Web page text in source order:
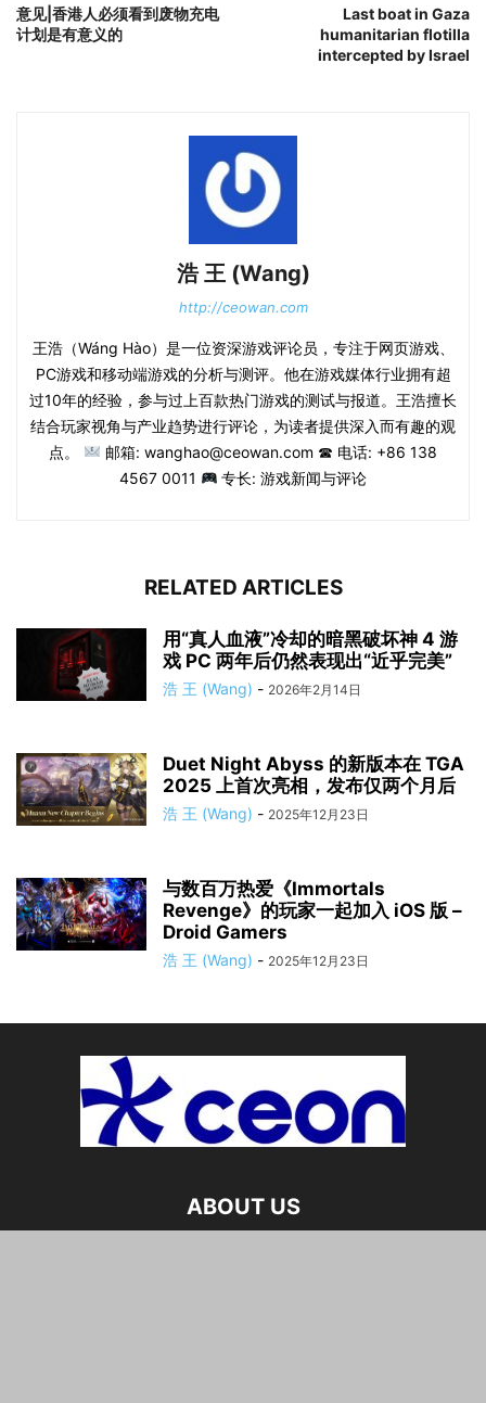
意见|香港人必须看到废物充电
计划是有意义的
Last boat in Gaza
humanitarian flotilla
intercepted by Israel
浩 王 (Wang)
http://ceowan.com
王浩（Wáng Hào）是一位资深游戏评论员，专注于网页游戏、
PC游戏和移动端游戏的分析与测评。他在游戏媒体行业拥有超
过10年的经验，参与过上百款热门游戏的测试与报道。王浩擅长
结合玩家视角与产业趋势进行评论，为读者提供深入而有趣的观
点。
邮箱: wanghao@ceowan.com ☎ 电话: +86 138
4567 0011
专长: 游戏新闻与评论
RELATED ARTICLES
用“真人血液”冷却的暗黑破坏神 4 游
戏 PC 两年后仍然表现出“近乎完美”
浩 王 (Wang) - 2026年2月14日
Duet Night Abyss 的新版本在 TGA
2025 上首次亮相，发布仅两个月后
浩 王 (Wang) - 2025年12月23日
与数百万热爱《Immortals
Revenge》的玩家一起加入 iOS 版 –
Droid Gamers
浩 王 (Wang) - 2025年12月23日
ABOUT US